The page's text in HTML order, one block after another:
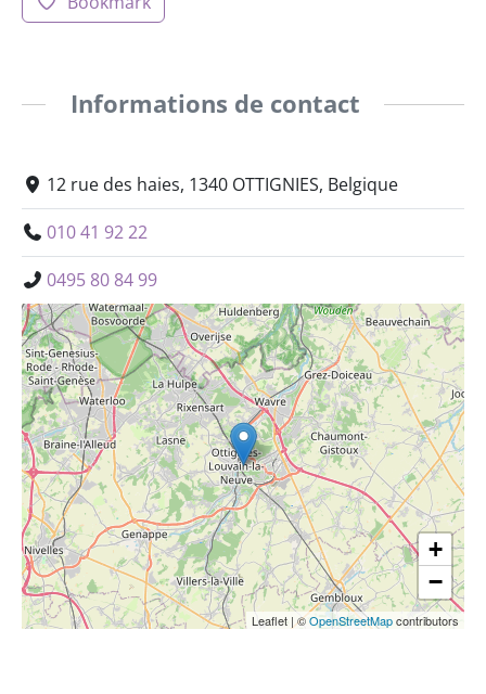
Informations de contact
12 rue des haies, 1340 OTTIGNIES, Belgique
010 41 92 22
0495 80 84 99
+
−
Leaflet |©OpenStreetMapcontributors